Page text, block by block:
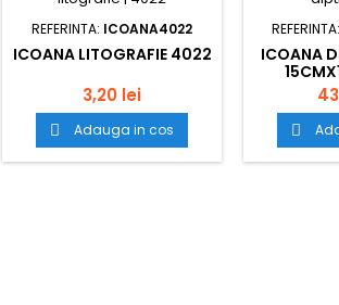
REFERINTA: ICOANA4022
ICOANA LITOGRAFIE 4022
3,20 lei
 Adauga in cos
REFERINTA:
ICOANA
